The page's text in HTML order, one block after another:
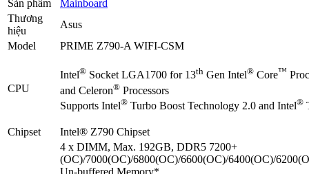
Sản phẩm
Mainboard
Thương
hiệu
Asus
Model
PRIME Z790-A WIFI-CSM
CPU
Intel® Socket LGA1700 for 13th Gen Intel® Core™
and Celeron® Processors
Supports Intel® Turbo Boost Technology 2.0 and Intel®
Chipset Intel® Z790 Chipset
4 x DIMM, Max. 192GB, DDR5 7200+
(OC)/7000(OC)/6800(OC)/6600(OC)/6400(OC)/